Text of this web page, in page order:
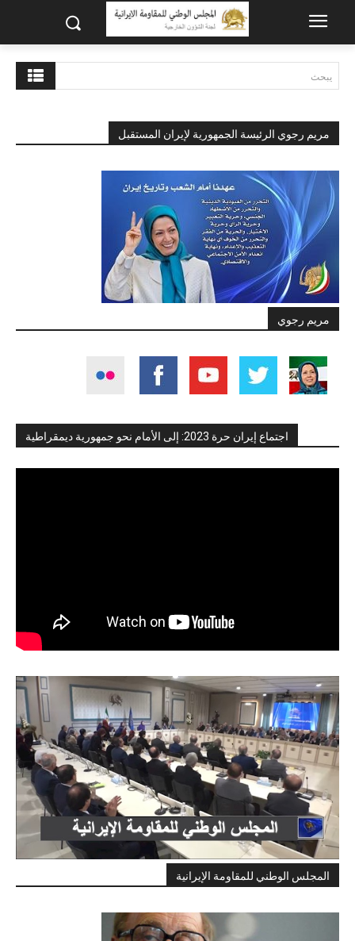
يبحث
مريم رجوي الرئيسة الجمهورية لإيران المستقبل
مريم رجوي
اجتماع إيران حرة 2023: إلى الأمام نحو جمهورية ديمقراطية
المجلس الوطني للمقاومة الإيرانية